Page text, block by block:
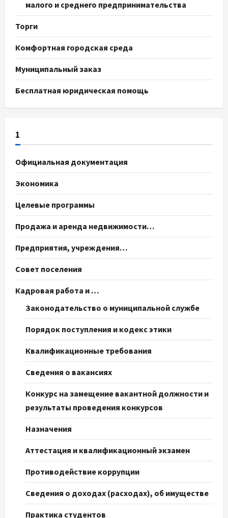
малого и среднего предпринимательства
Торги
Комфортная городская среда
Муниципальный заказ
Бесплатная юридическая помощь
1
Официальная документация
Экономика
Целевые программы
Продажа и аренда недвижимости…
Предприятия, учреждения…
Совет поселения
Кадровая работа и …
Законодательство о муниципальной службе
Порядок поступления и кодекс этики
Квалификационные требования
Сведения о вакансиях
Конкурс на замещение вакантной должности и
результаты проведения конкурсов
Назначения
Аттестация и квалификационный экзамен
Противодействие коррупции
Сведения о доходах (расходах), об имуществе
Практика студентов